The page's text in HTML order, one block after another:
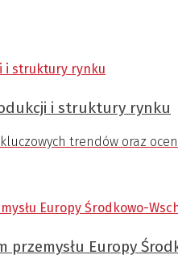
i struktury rynku
trendów oraz
przemysłu Europy